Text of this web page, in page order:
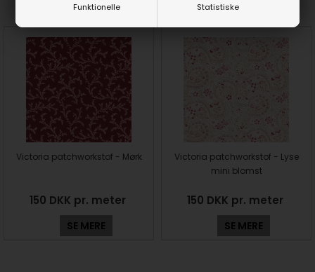
Funktionelle Statistiske
Victoria patchworkstof - Mørk
150 DKK pr. meter
SE MERE
Victoria patchworkstof - Lyse
mini blomst
150 DKK pr. meter
SE MERE